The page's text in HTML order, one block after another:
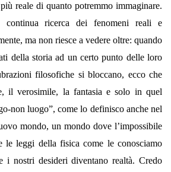
reale di quanto potremmo immaginare.
ricerca dei fenomeni reali e
ma non riesce a vedere oltre: quando
della storia ad un certo punto delle loro
filosofiche si bloccano, ecco che
il verosimile, la fantasia e solo in quel
non luogo”, come lo definisco anche nel
mondo, un mondo dove l’impossibile
le leggi della fisica come le conosciamo
i nostri desideri diventano realtà. Credo